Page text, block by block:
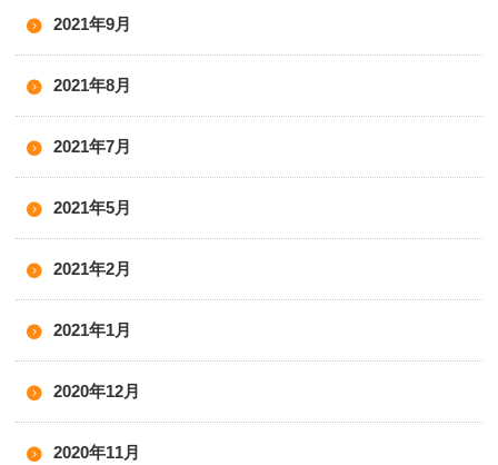
2021年9月
2021年8月
2021年7月
2021年5月
2021年2月
2021年1月
2020年12月
2020年11月